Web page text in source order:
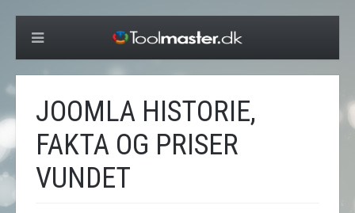
JOOMLA HISTORIE,
FAKTA OG PRISER
VUNDET